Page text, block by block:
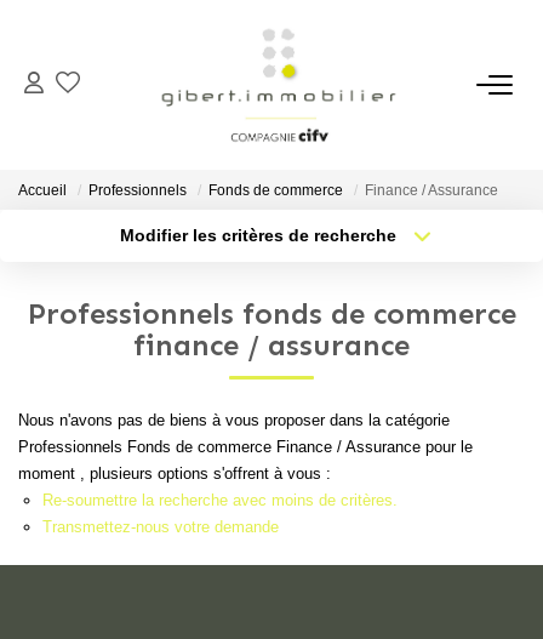
ACHETER
Maisons
Parkings
Immeubles
Terrains
LOUER
Appartements
Locaux Professionnels
Accueil Professionnels Fonds de commerce Finance / Assurance
Modifier les critères de recherche
Sélectionnez...
Type de bien
Créer une alerte
Professionnels fonds de commerce
finance / assurance
Nous n'avons pas de biens à vous proposer dans la catégorie
Professionnels Fonds de commerce Finance / Assurance pour le
moment , plusieurs options s'offrent à vous :
Re-soumettre la recherche avec moins de critères.
Transmettez-nous votre demande